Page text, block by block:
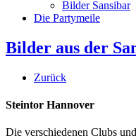
Bilder Sansibar
Die Partymeile
Bilder aus der
Zurück
Steintor Hannover
Die verschiedenen Clubs